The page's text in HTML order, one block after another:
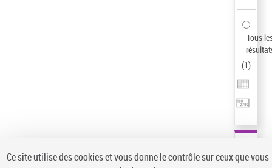
Tous
(1)
Ce site utilise des cookies et vous donne le contrôle sur ceux que vous